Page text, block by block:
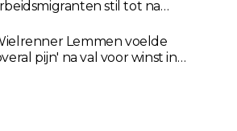
stil tot na
Lemmen voelde
pijn' na val voor winst in